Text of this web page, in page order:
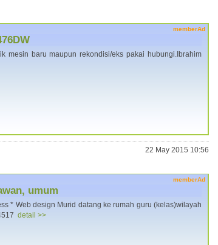
memberAd
mesin baru maupun rekondisi/eks pakai hubungi.Ibrahim
22 May 2015 10:56
memberAd
umum
* Web design Murid datang ke rumah guru (kelas)wilayah
detail >>